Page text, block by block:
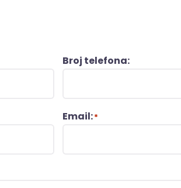
Broj telefona:
Email:*